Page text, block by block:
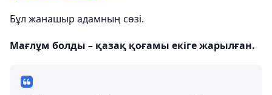
Бұл жанашыр адамның сөзі.
Мағлұм болды – қазақ қоғамы екіге жарылған.